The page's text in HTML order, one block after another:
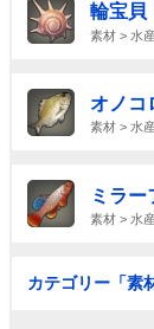
輪宝貝
素材 > 水
オノコ
素材 > 水
ミラー
素材 > 水
カテゴリー「素